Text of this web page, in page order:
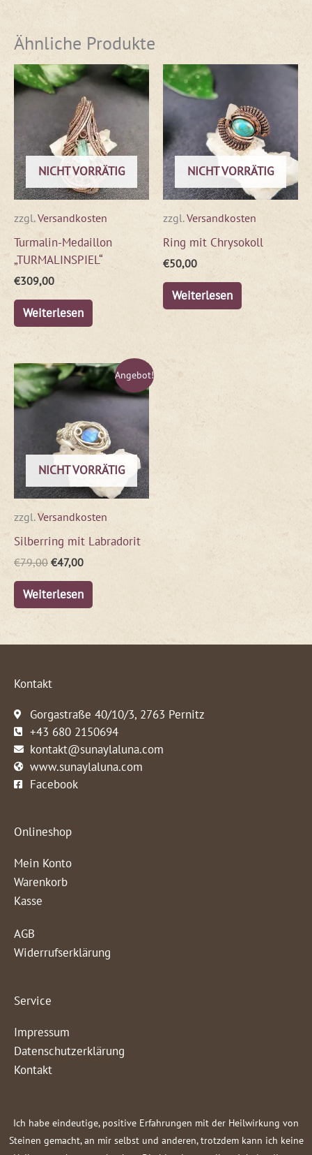
Ähnliche Produkte
NICHT VORRÄTIG
zzgl.Versandkosten
Turmalin-Medaillon
„TURMALINSPIEL“
€309,00
Weiterlesen
NICHT VORRÄTIG
zzgl.Versandkosten
Ring mit Chrysokoll
€50,00
Weiterlesen
Angebot!
NICHT VORRÄTIG
zzgl.Versandkosten
Silberring mit Labradorit
€79,00
Ursprünglicher
Preis
war:
€47,00
Aktueller
Preis
ist:
Weiterlesen
Kontakt
Gorgastraße 40/10/3, 2763 Pernitz
+43 680 2150694
kontakt@sunaylaluna.com
www.sunaylaluna.com
Facebook
Onlineshop
Mein Konto
Warenkorb
Kasse
AGB
Widerrufserklärung
Service
Impressum
Datenschutzerklärung
Kontakt
Ich habe eindeutige, positive Erfahrungen mit der Heilwirkung von
Steinen gemacht, an mir selbst und anderen, trotzdem kann ich keine